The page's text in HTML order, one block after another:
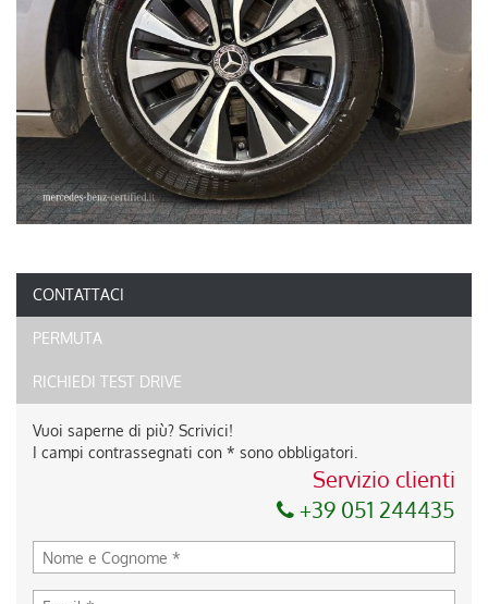
CONTATTACI
PERMUTA
RICHIEDI TEST DRIVE
Vuoi saperne di più? Scrivici!
I campi contrassegnati con * sono obbligatori.
Servizio clienti
+39 051 244435